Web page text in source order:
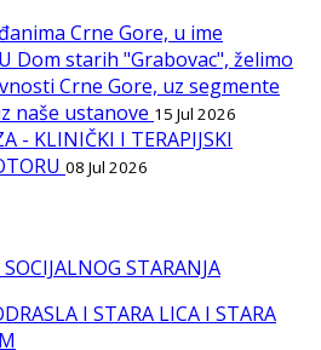
Crne Gore, u ime
Dom starih "Grabovac", želimo
Crne Gore, uz segmente
naše ustanove 15 Jul 2026
- KLINIČKI I TERAPIJSKI
08 Jul 2026
STARANJA
I STARA LICA I STARA